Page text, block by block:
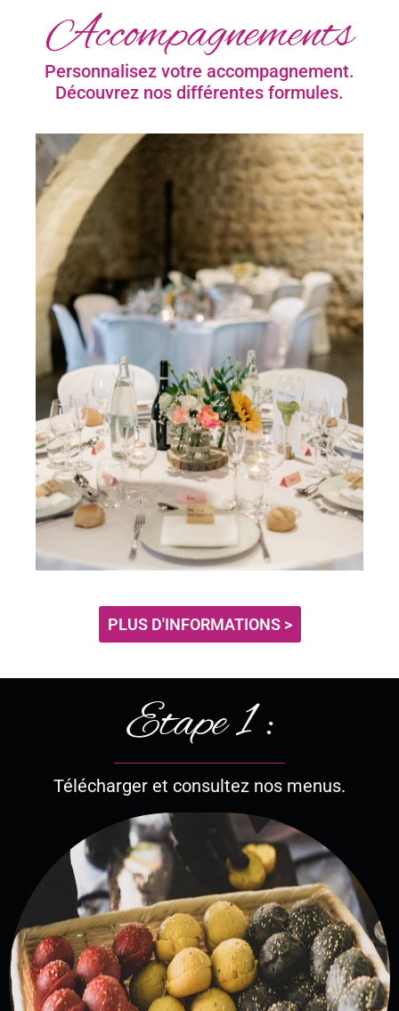
Accompagnements
Personnalisez votre accompagnement.
Découvrez nos différentes formules​.
PLUS D'INFORMATIONS >
Etape 1 :
Télécharger et consultez nos menus.